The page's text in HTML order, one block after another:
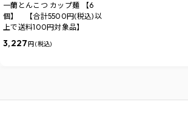
一蘭とんこつ カップ麺 【6
個】 【合計5500円(税込)以
上で送料100円対象品】
3,227 円 (税込)